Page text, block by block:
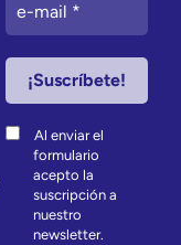
Al enviar el
formulario
acepto la
suscripción a
nuestro
newsletter.